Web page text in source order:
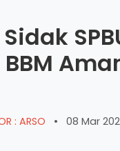
: ARSO • 08 Mar